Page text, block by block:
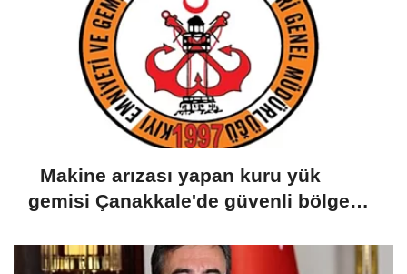
Makine arızası yapan kuru yük
gemisi Çanakkale'de güvenli bölgeye